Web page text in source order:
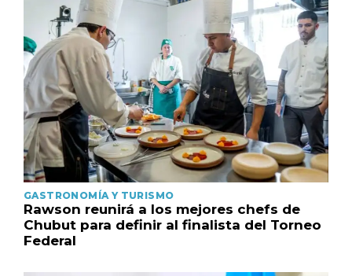
GASTRONOMÍA Y TURISMO
Rawson reunirá a los mejores chefs de
Chubut para definir al finalista del Torneo
Federal